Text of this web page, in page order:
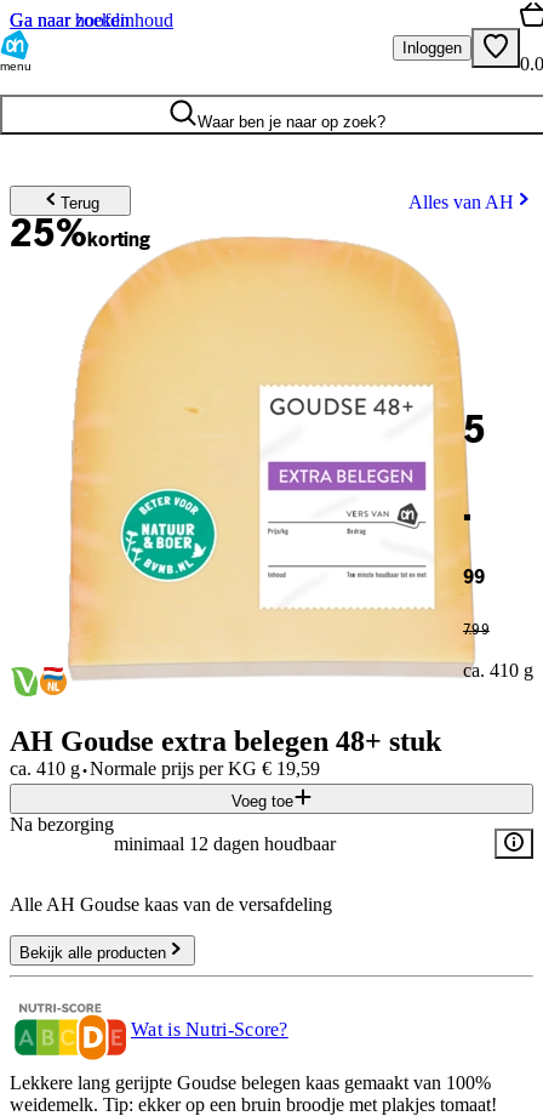
Ga naar hoofdinhoud
Ga naar zoeken
menu
Inloggen
Waar ben je naar op zoek?
Terug Alles van AH
25%korting
5
.
99
7.99
ca. 410 g
AH Goudse extra belegen 48+ stuk
ca. 410 g·Normale prijs per KG € 19,59
Voeg toe
Na bezorging
minimaal 12 dagen houdbaar
Alle AH Goudse kaas van de versafdeling
Bekijk alle producten
Wat is Nutri-Score?
Lekkere lang gerijpte Goudse belegen kaas gemaakt van 100%
weidemelk. Tip: ekker op een bruin broodje met plakjes tomaat!